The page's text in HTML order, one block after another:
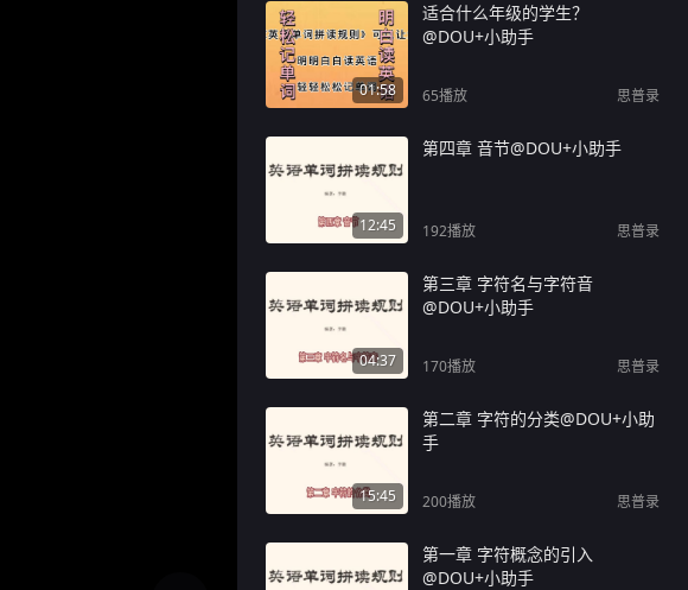
01:58
适合什么年级的学生？
@DOU+小助手
65播放 思普录
12:45
第四章 音节@DOU+小助手
192播放 思普录
04:37
第三章 字符名与字符音
@DOU+小助手
170播放 思普录
15:45
第二章 字符的分类@DOU+小助
手
200播放 思普录
第一章 字符概念的引入
@DOU+小助手